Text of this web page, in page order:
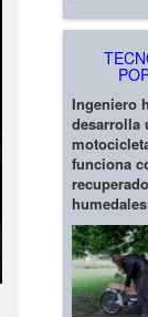
Ingeniero
desarrolla
funciona
humedales